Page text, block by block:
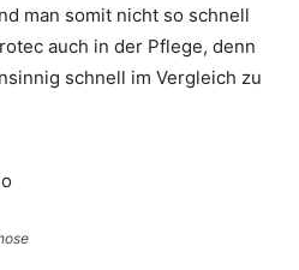
man somit nicht so schnell
auch in der Pflege, denn
schnell im Vergleich zu